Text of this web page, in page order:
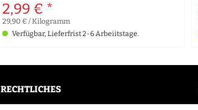
2,99 € *
29,90 € / Kilogramm
Verfügbar, Lieferfrist 2-6 Arbeiitstage.
RECHTLICHES